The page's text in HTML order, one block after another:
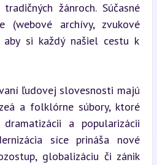
žánroch. Súčasné
(webové archívy, zvukové
aby si každý našiel cestu k
ľudovej slovesnosti majú
a folklórne súbory, ktoré
a popularizácii
síce prináša nové
globalizáciu či zánik